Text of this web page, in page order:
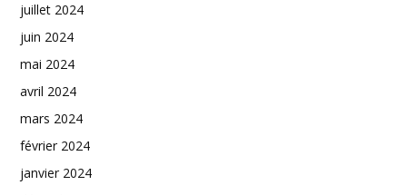
juillet 2024
juin 2024
mai 2024
avril 2024
mars 2024
février 2024
janvier 2024